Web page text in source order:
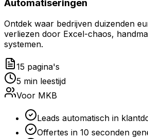
Automatiseringen
Ontdek waar bedrijven duizenden
verliezen door Excel-chaos,
systemen.
15 pagina's
5 min leestijd
Voor MKB
Leads automatisch in
Offertes in 10 seconden